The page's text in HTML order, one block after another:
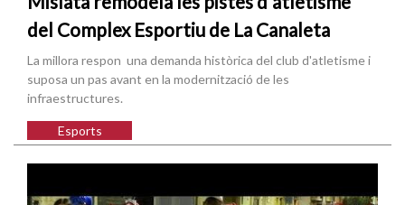
del Complex Esportiu de La Canaleta
La millora respon una demanda històrica del club d'atletisme i
suposa un pas avant en la modernització de les
infraestructures.
Esports